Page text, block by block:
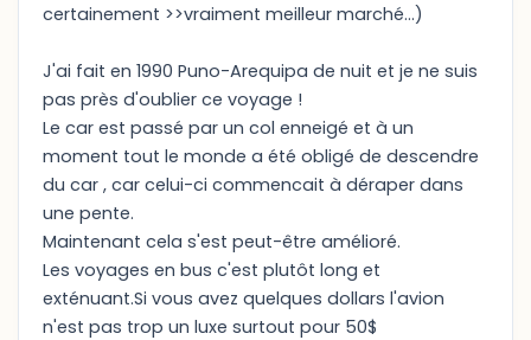
certainement >>vraiment meilleur marché...)
J'ai fait en 1990 Puno-Arequipa de nuit et je ne suis
pas près d'oublier ce voyage !
Le car est passé par un col enneigé et à un
moment tout le monde a été obligé de descendre
du car , car celui-ci commencait à déraper dans
une pente.
Maintenant cela s'est peut-être amélioré.
Les voyages en bus c'est plutôt long et
exténuant.Si vous avez quelques dollars l'avion
n'est pas trop un luxe surtout pour 50$